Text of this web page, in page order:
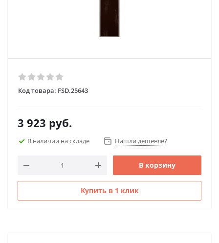
Код товара: FSD.25643
3 923 руб.
В наличии на складе Нашли дешевле?
В корзину
Купить в 1 клик